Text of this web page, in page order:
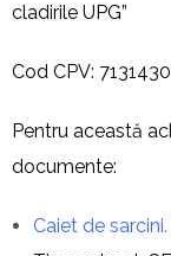
cladirile UPG”
Cod CPV:
Pentru această
documente:
Caiet de